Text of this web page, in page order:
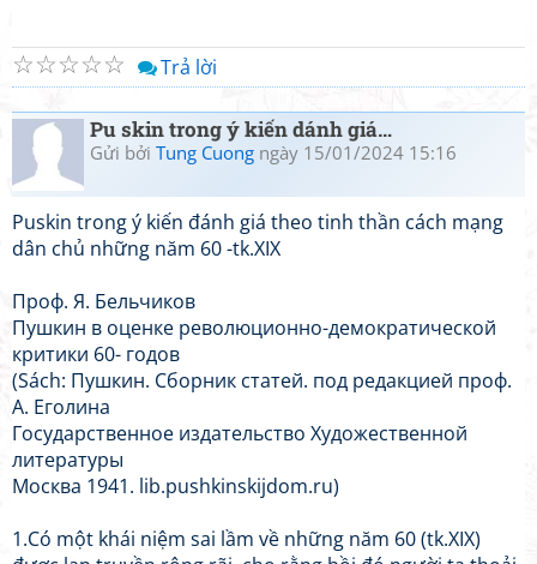
☆
☆
☆
☆
☆ Trả lời
Pu skin trong ý kiến dánh giá…
Gửi bởi Tung Cuong ngày 15/01/2024 15:16
Puskin trong ý kiến đánh giá theo tinh thần cách mạng
dân chủ những năm 60 -tk.XIX
Проф. Я. Бельчиков
Пушкин в оценке революционно-демократической
критики 60- годов
(Sách: Пушкин. Сборник статей. под редакцией проф.
А. Еголина
Государственное издательство Художественной
литературы
Москва 1941. lib.pushkinskijdom.ru)
1.Có một khái niệm sai lầm về những năm 60 (tk.XIX)